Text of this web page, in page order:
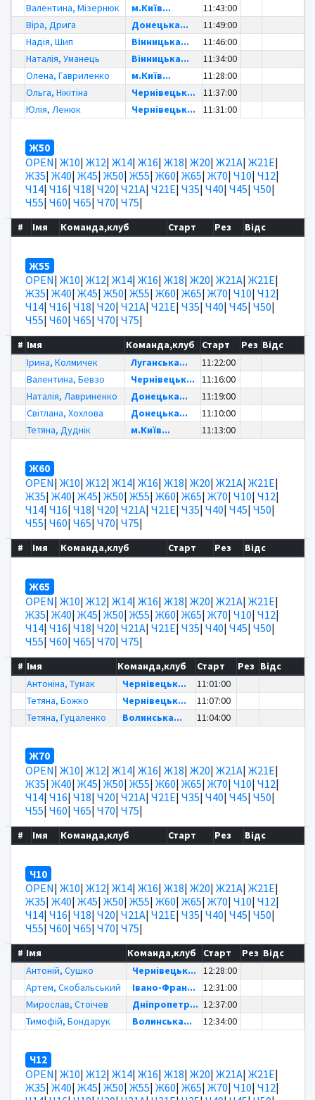
Валентина, Мізернюк
м.Київ...
11:43:00
Віра, Дрига
Донецька...
11:49:00
Надія, Шип
Вінницька...
11:46:00
Наталія, Уманець
Вінницька...
11:34:00
Олена, Гавриленко
м.Київ...
11:28:00
Ольга, Нікітіна
Чернівецьк...
11:37:00
Юлія, Ленюк
Чернівецьк... 11:31:00
Ж50
OPEN| Ж10| Ж12| Ж14| Ж16| Ж18| Ж20| Ж21А| Ж21Е|
Ж35| Ж40| Ж45| Ж50| Ж55| Ж60| Ж65| Ж70| Ч10| Ч12|
Ч14| Ч16| Ч18| Ч20| Ч21А| Ч21Е| Ч35| Ч40| Ч45| Ч50|
Ч55| Ч60| Ч65| Ч70| Ч75|
# Імя Команда,клуб Старт Рез Відс
Ж55
OPEN| Ж10| Ж12| Ж14| Ж16| Ж18| Ж20| Ж21А| Ж21Е|
Ж35| Ж40| Ж45| Ж50| Ж55| Ж60| Ж65| Ж70| Ч10| Ч12|
Ч14| Ч16| Ч18| Ч20| Ч21А| Ч21Е| Ч35| Ч40| Ч45| Ч50|
Ч55| Ч60| Ч65| Ч70| Ч75|
# Імя Команда,клуб Старт Рез Відс
Ірина, Колмичек
Луганська...
11:22:00
Валентина, Бевзо
Чернівецьк...
11:16:00
Наталія, Лавриненко
Донецька...
11:19:00
Світлана, Хохлова
Донецька...
11:10:00
Тетяна, Дуднік
м.Київ... 11:13:00
Ж60
OPEN| Ж10| Ж12| Ж14| Ж16| Ж18| Ж20| Ж21А| Ж21Е|
Ж35| Ж40| Ж45| Ж50| Ж55| Ж60| Ж65| Ж70| Ч10| Ч12|
Ч14| Ч16| Ч18| Ч20| Ч21А| Ч21Е| Ч35| Ч40| Ч45| Ч50|
Ч55| Ч60| Ч65| Ч70| Ч75|
# Імя Команда,клуб Старт Рез Відс
Ж65
OPEN| Ж10| Ж12| Ж14| Ж16| Ж18| Ж20| Ж21А| Ж21Е|
Ж35| Ж40| Ж45| Ж50| Ж55| Ж60| Ж65| Ж70| Ч10| Ч12|
Ч14| Ч16| Ч18| Ч20| Ч21А| Ч21Е| Ч35| Ч40| Ч45| Ч50|
Ч55| Ч60| Ч65| Ч70| Ч75|
# Імя Команда,клуб Старт Рез Відс
Антоніна, Тумак
Чернівецьк...
11:01:00
Тетяна, Божко
Чернівецьк...
11:07:00
Тетяна, Гуцаленко
Волинська... 11:04:00
Ж70
OPEN| Ж10| Ж12| Ж14| Ж16| Ж18| Ж20| Ж21А| Ж21Е|
Ж35| Ж40| Ж45| Ж50| Ж55| Ж60| Ж65| Ж70| Ч10| Ч12|
Ч14| Ч16| Ч18| Ч20| Ч21А| Ч21Е| Ч35| Ч40| Ч45| Ч50|
Ч55| Ч60| Ч65| Ч70| Ч75|
# Імя Команда,клуб Старт Рез Відс
Ч10
OPEN| Ж10| Ж12| Ж14| Ж16| Ж18| Ж20| Ж21А| Ж21Е|
Ж35| Ж40| Ж45| Ж50| Ж55| Ж60| Ж65| Ж70| Ч10| Ч12|
Ч14| Ч16| Ч18| Ч20| Ч21А| Ч21Е| Ч35| Ч40| Ч45| Ч50|
Ч55| Ч60| Ч65| Ч70| Ч75|
# Імя Команда,клуб Старт Рез Відс
Антоній, Сушко
Чернівецьк...
12:28:00
Артем, Скобальський
Івано-Фран...
12:31:00
Мирослав, Стоічев
Дніпропетр... 12:37:00
Тимофій, Бондарук
Волинська... 12:34:00
Ч12
OPEN| Ж10| Ж12| Ж14| Ж16| Ж18| Ж20| Ж21А| Ж21Е|
Ж35| Ж40| Ж45| Ж50| Ж55| Ж60| Ж65| Ж70| Ч10| Ч12|